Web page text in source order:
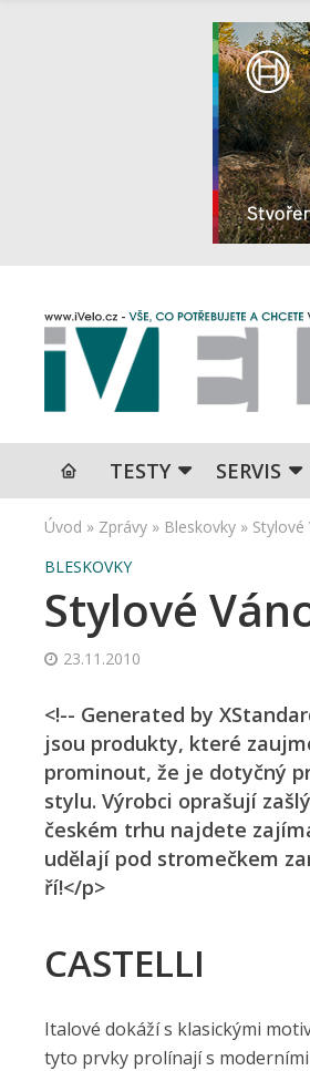
TESTY SERVIS
Úvod » Zprávy » Bleskovky » Stylové
BLESKOVKY
Stylové
23.11.2010
<!-- Generated by
jsou produkty, které
prominout, že je dotyčný
stylu. Výrobci oprašují
českém trhu najdete
udělají pod stromečkem
ří!</p>
CASTELLI
Italové dokáží s klasickými
tyto prvky prolínají s moderními